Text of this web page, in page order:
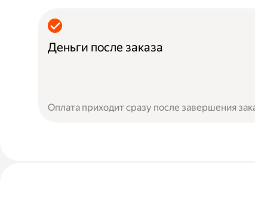
Деньги после заказа
Оплата приходит сразу после завершения